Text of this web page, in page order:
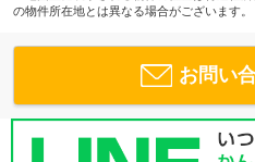
の物件所在地とは異なる場合がございます。
お問い